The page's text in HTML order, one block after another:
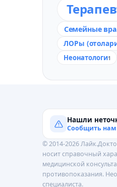
Семейные
ЛОРы
Неонатологи1
Нашли
Сообщить
© 2014-2026
носит справочный
медицинской
противопоказания.
специалиста.